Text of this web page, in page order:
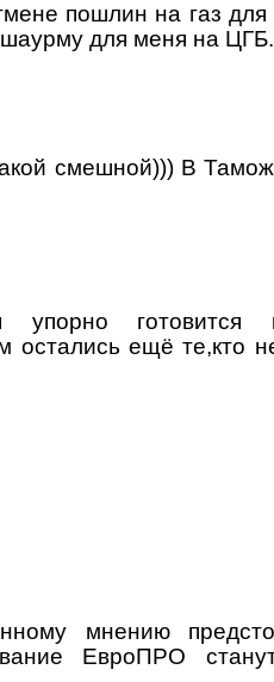
пошлин на газ
для меня на ЦГБ.
смешной))) В
упорно
ещё те,кто
мнению
ЕвроПРО